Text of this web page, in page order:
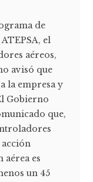
de
el
aéreos,
avisó que
la empresa y
Gobierno
que,
acción
aérea es
un 45